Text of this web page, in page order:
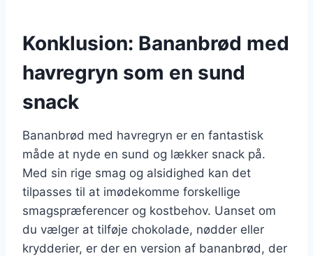
Konklusion: Bananbrød med
havregryn som en sund
snack
Bananbrød med havregryn er en fantastisk
måde at nyde en sund og lækker snack på.
Med sin rige smag og alsidighed kan det
tilpasses til at imødekomme forskellige
smagspræferencer og kostbehov. Uanset om
du vælger at tilføje chokolade, nødder eller
krydderier, er der en version af bananbrød, der